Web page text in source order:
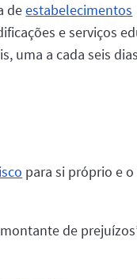
deestabelecimentos
e serviços
uma a cada seis
para si próprio e
de